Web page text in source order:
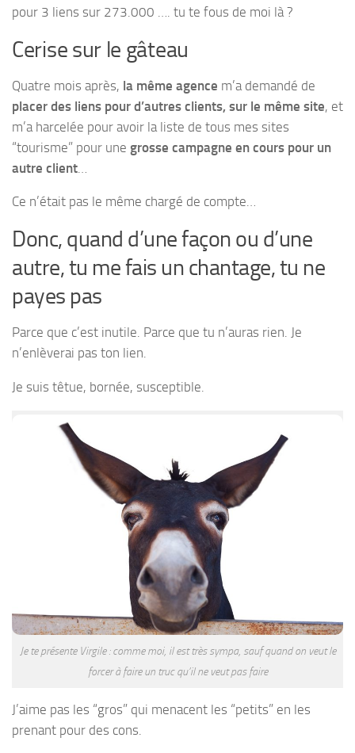
pour 3 liens sur 273.000 …. tu te fous de moi là ?
Cerise sur le gâteau
Quatre mois après, la même agence m’a demandé de
placer des liens pour d’autres clients, sur le même site, et
m’a harcelée pour avoir la liste de tous mes sites
“tourisme” pour une grosse campagne en cours pour un
autre client
Ce n’était pas le même chargé de compte…
Donc, quand d’une façon ou d’une
autre, tu me fais un chantage, tu ne
payes pas
Parce que c’est inutile. Parce que tu n’auras rien. Je
n’enlèverai pas ton lien.
Je suis têtue, bornée, susceptible.
Je te présente Virgile : comme moi, il est très sympa, sauf quand on veut le
forcer à faire un truc qu’il ne veut pas faire
J’aime pas les “gros” qui menacent les “petits” en les
prenant pour des cons.